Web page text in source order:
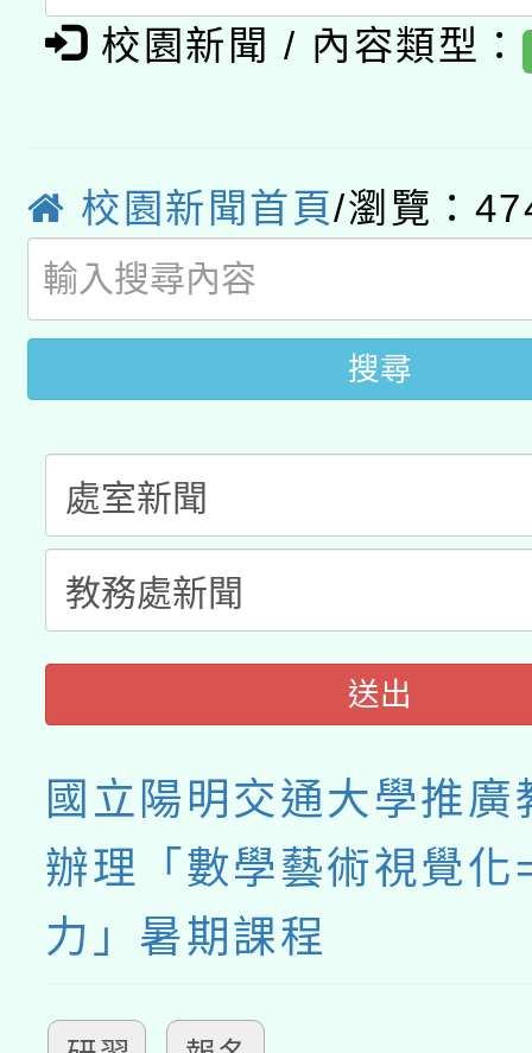
pilot」
有關大陸委員會函釋公
轉知經濟部水利署委託
用水績優單位及節水達
動」
桃園市孔廟祈福系列
開 智慧啟航」
2026年桃園地景藝術
校園新聞 / 內容類型：
校園新聞首頁/瀏覽：
搜尋
送出
國立陽明交通大學推廣
辦理「數學藝術視覺化
力」暑期課程